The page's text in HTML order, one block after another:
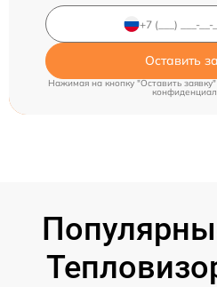
Оставить
Нажимая на кнопку "Оставить